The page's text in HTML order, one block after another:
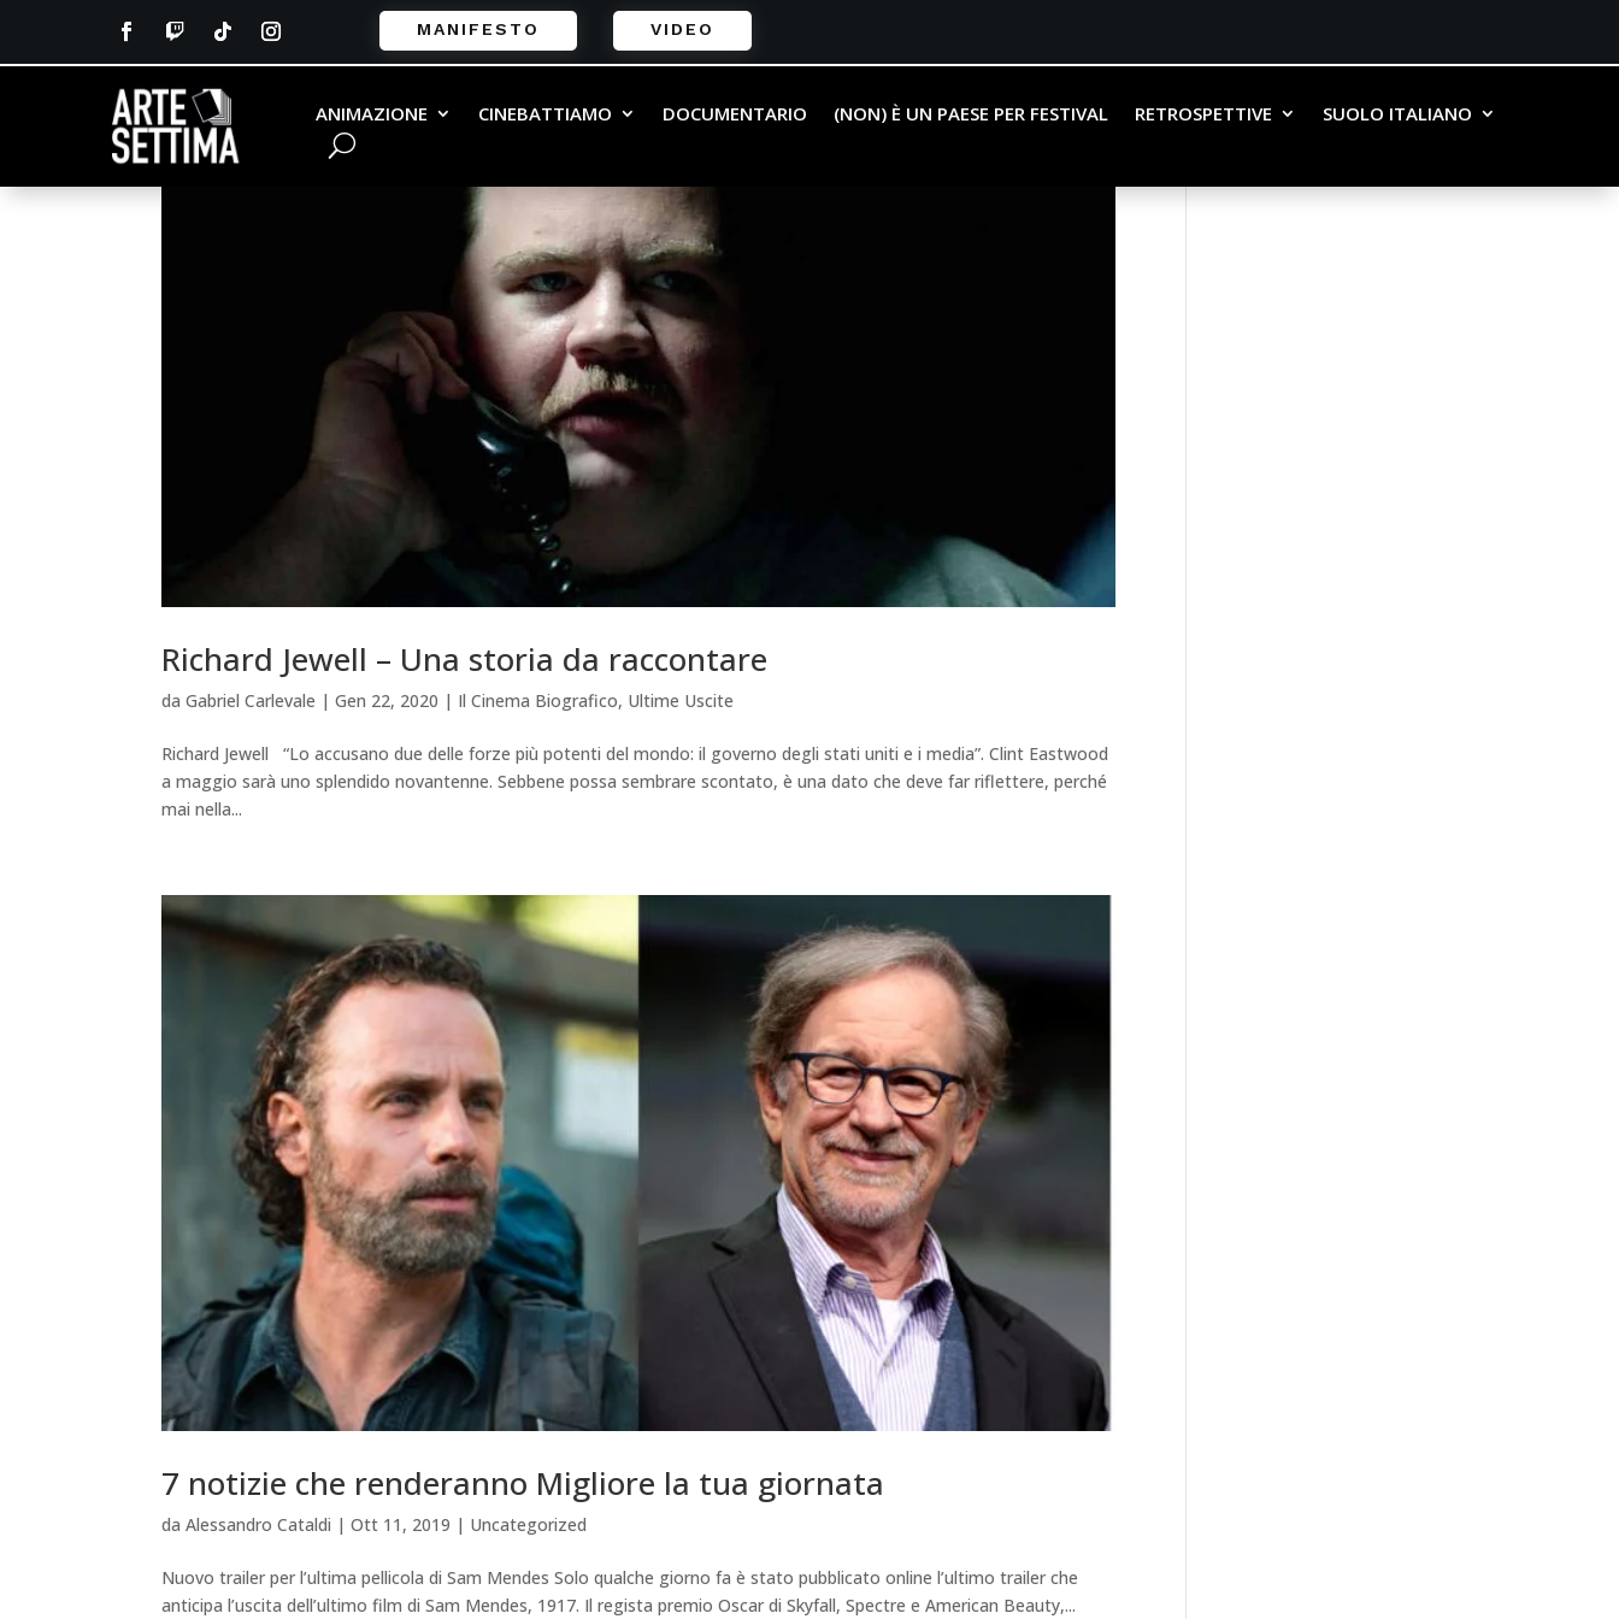
MANIFESTO VIDEO
ANIMAZIONE CINEBATTIAMO DOCUMENTARIO (NON) È UN PAESE PER FESTIVAL RETROSPETTIVE SUOLO ITALIANO
Richard Jewell – Una storia da raccontare
daGabriel Carlevale |Gen 22, 2020 | Il Cinema Biografico, Ultime Uscite
Richard Jewell “Lo accusano due delle forze più potenti del mondo: il governo degli stati uniti e i media”. Clint Eastwood
a maggio sarà uno splendido novantenne. Sebbene possa sembrare scontato, è una dato che deve far riflettere, perché
mai nella...
7 notizie che renderanno Migliore la tua giornata
daAlessandro Cataldi |Ott 11, 2019 | Uncategorized
Nuovo trailer per l’ultima pellicola di Sam Mendes Solo qualche giorno fa è stato pubblicato online l’ultimo trailer che
anticipa l’uscita dell’ultimo film di Sam Mendes, 1917. Il regista premio Oscar di Skyfall, Spectre e American Beauty,...